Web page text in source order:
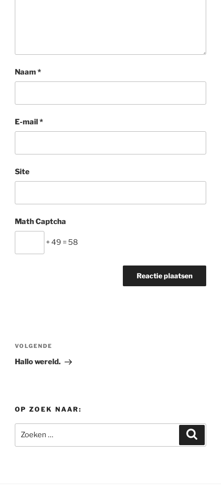
Naam*
E-mail*
Site
Math Captcha
+ 49 = 58
navigatie
Volgend
bericht
VOLGENDE
Hallo wereld.
OP ZOEK NAAR:
naar: